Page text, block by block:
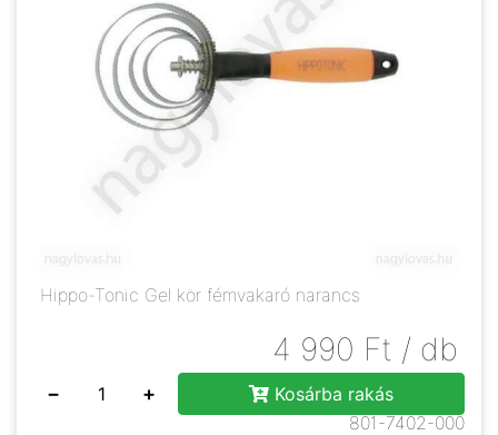
Hippo-Tonic Gel kör fémvakaró narancs
4 990 Ft / db
− +
Kosárba rakás
801-7402-000